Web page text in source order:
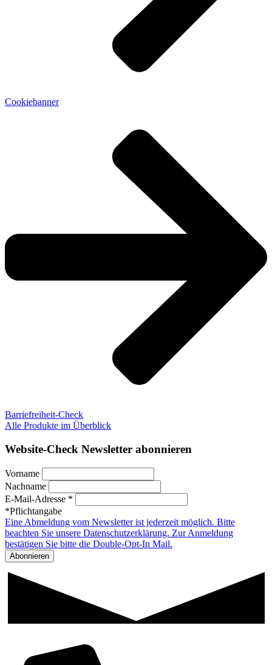
Cookiebanner
Barriefreiheit-Check
Alle Produkte im Überblick
Website-Check Newsletter abonnieren
Vorname
Nachname
E-Mail-Adresse *
*Pflichtangabe
Eine Abmeldung vom Newsletter ist jederzeit möglich. Bitte
beachten Sie unsere Datenschutzerklärung. Zur Anmeldung
bestätigen Sie bitte die Double-Opt-In Mail.